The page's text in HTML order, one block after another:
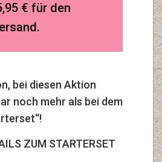
€ für den
bei diesen Aktion
noch mehr als bei dem
ZUM STARTERSET